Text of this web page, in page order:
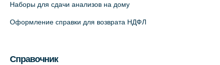
На карте
+7 (812) 660-73-69
Наборы для сдачи анализов на дому
Оформление справки для возврата НДФЛ
Справочник